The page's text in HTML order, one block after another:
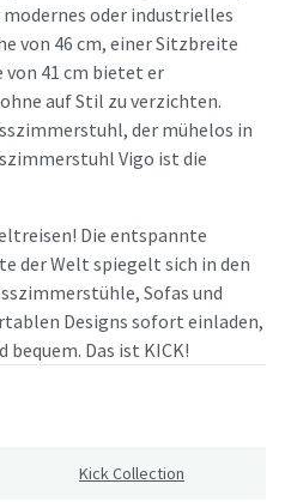
oder industrielles
von 46 cm, einer Sitzbreite
von 41 cm bietet er
auf Stil zu verzichten.
der mühelos in
Vigo ist die
Die entspannte
der Welt spiegelt sich in den
Sofas und
Designs sofort einladen,
Das ist KICK!
Kick Collection